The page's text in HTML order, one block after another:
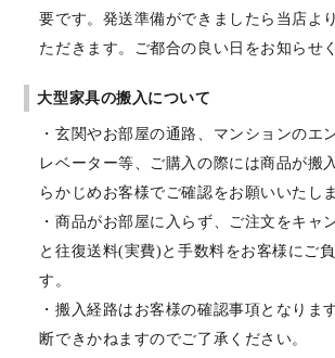
要です。発送準備ができましたら当店よ
ただきます。ご都合の良い日をお知らせ
大型家具の搬入について
・玄関やお部屋の通路、マンションのエ
レベーター等、ご購入の際には商品が搬
らかじめお客様でご確認をお願いいたし
・商品がお部屋に入らず、ご注文をキャ
と往復送料(実費)と手数料をお客様にご
す。
・搬入経路はお客様の確認事項となりま
断できかねますのでご了承ください。